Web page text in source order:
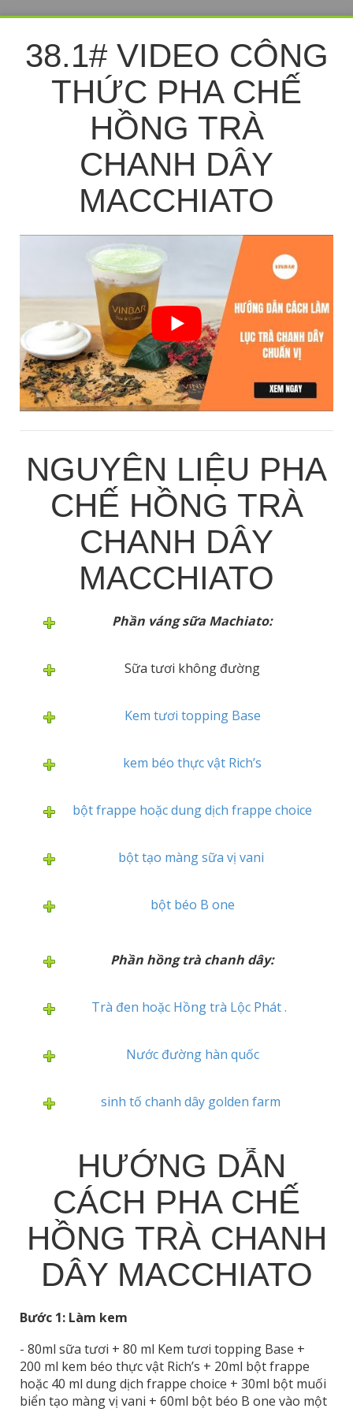
38.1# VIDEO CÔNG
THỨC PHA CHẾ
HỒNG TRÀ
CHANH DÂY
MACCHIATO
NGUYÊN LIỆU PHA
CHẾ HỒNG TRÀ
CHANH DÂY
MACCHIATO
Phần váng sữa Machiato:
Sữa tươi không đường
Kem tươi topping Base
kem béo thực vật Rich’s
bột frappe hoặc dung dịch frappe choice
bột tạo màng sữa vị vani
bột béo B one
Phần hồng trà chanh dây:
Trà đen hoặc Hồng trà Lộc Phát .
Nước đường hàn quốc
sinh tố chanh dây golden farm
HƯỚNG DẪN
CÁCH PHA CHẾ
HỒNG TRÀ CHANH
DÂY MACCHIATO
Bước 1: Làm kem
- 80ml sữa tươi + 80 ml Kem tươi topping Base +
200 ml kem béo thực vật Rich’s + 20ml bột frappe
hoặc 40 ml dung dịch frappe choice + 30ml bột muối
biển tạo màng vị vani + 60ml bột béo B one vào một